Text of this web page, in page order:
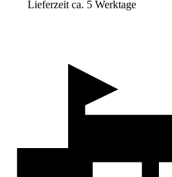
Lieferzeit ca. 5 Werktage